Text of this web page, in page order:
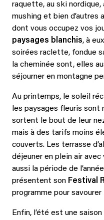
raquette, au ski nordique,
mushing et bien
dont vous occupez vos
paysages blanchis, à
soirées raclette, fondue
la cheminée sont, elles
séjourner en montagne
Au printemps, le soleil
les paysages fleuris
sortent le bout de leur
mais à des tarifs moins
couverts. Les terrasse
déjeuner en plein air
aussi la période de
présentent son Festival
programme pour savourer
Enfin, l’été est une